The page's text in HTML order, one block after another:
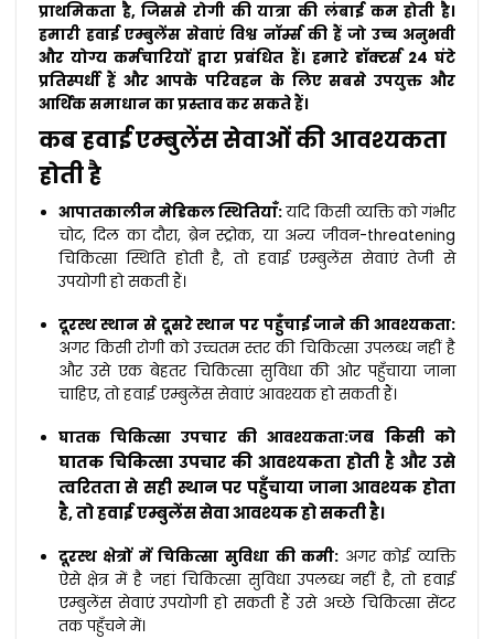
प्राथमिकता है, जिससे रोगी की यात्रा की लंबाई कम होती है।
हमारी हवाई एम्बुलेंस सेवाएं विश्व नॉर्म्स की हैं जो उच्च अनुभवी
और योग्य कर्मचारियों द्वारा प्रबंधित हैं। हमारे डॉक्टर्स 24 घंटे
प्रतिस्पर्धी हैं और आपके परिवहन के लिए सबसे उपयुक्त और
आर्थिक समाधान का प्रस्ताव कर सकते हैं।
कब हवाई एम्बुलेंस सेवाओं की आवश्यकता
होती है
आपातकालीन मेडिकल स्थितियाँ:यदि किसी व्यक्ति को गंभीर
चोट, दिल का दौरा, ब्रेन स्ट्रोक, या अन्य जीवन-threatening
चिकित्सा स्थिति होती है, तो हवाई एम्बुलेंस सेवाएं तेजी से
उपयोगी हो सकती हैं।
दूरस्थ स्थान से दूसरे स्थान पर पहुँचाई जाने की आवश्यकता:
अगर किसी रोगी को उच्चतम स्तर की चिकित्सा उपलब्ध नहीं है
और उसे एक बेहतर चिकित्सा सुविधा की ओर पहुँचाया जाना
चाहिए, तो हवाई एम्बुलेंस सेवाएं आवश्यक हो सकती हैं।
घातक चिकित्सा उपचार की आवश्यकता:जब किसी को
घातक चिकित्सा उपचार की आवश्यकता होती है और उसे
त्वरितता से सही स्थान पर पहुँचाया जाना आवश्यक होता
है, तो हवाई एम्बुलेंस सेवा आवश्यक हो सकती है।
दूरस्थ क्षेत्रों में चिकित्सा सुविधा की कमी: अगर कोई व्यक्ति
ऐसे क्षेत्र में है जहां चिकित्सा सुविधा उपलब्ध नहीं है, तो हवाई
एम्बुलेंस सेवाएं उपयोगी हो सकती हैं उसे अच्छे चिकित्सा सेंटर
तक पहुँचने में।